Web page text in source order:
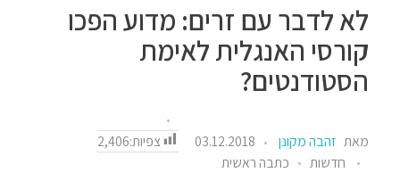
לא לדבר עם זרים: מדוע הפכו
קורסי האנגלית לאימת
הסטודנטים?
מאת זהבה מקונן 03.12.2018 צפיות:2,406
חדשות
כתבה ראשית